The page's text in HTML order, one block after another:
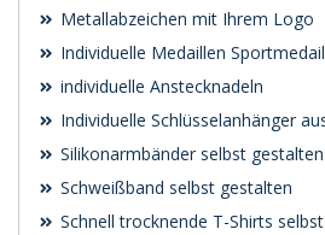
Metallabzeichen mit Ihrem Logo
Individuelle Medaillen
individuelle Anstecknadeln
Individuelle Schlüsselanhänger
Silikonarmbänder selbst gestalten
Schweißband selbst gestalten
Schnell trocknende T-Shirts